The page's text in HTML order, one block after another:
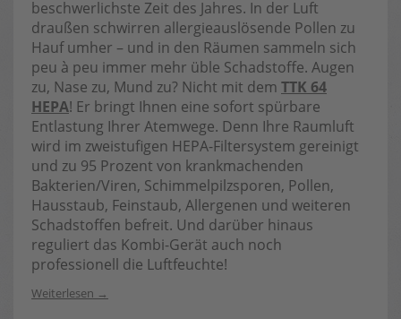
beschwerlichste Zeit des Jahres. In der Luft
draußen schwirren allergieauslösende Pollen zu
Hauf umher – und in den Räumen sammeln sich
peu à peu immer mehr üble Schadstoffe. Augen
zu, Nase zu, Mund zu? Nicht mit dem TTK 64
HEPA! Er bringt Ihnen eine sofort spürbare
Entlastung Ihrer Atemwege. Denn Ihre Raumluft
wird im zweistufigen HEPA-Filtersystem gereinigt
und zu 95 Prozent von krankmachenden
Bakterien/Viren, Schimmelpilzsporen, Pollen,
Hausstaub, Feinstaub, Allergenen und weiteren
Schadstoffen befreit. Und darüber hinaus
reguliert das Kombi-Gerät auch noch
professionell die Luftfeuchte!
Weiterlesen